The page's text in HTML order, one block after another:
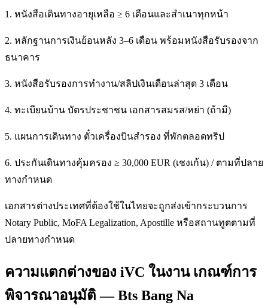
1. หนังสือเดินทางอายุเหลือ ≥ 6 เดือนและสำเนาทุกหน้า
2. หลักฐานการเงินย้อนหลัง 3–6 เดือน พร้อมหนังสือรับรองจาก
ธนาคาร
3. หนังสือรับรองการทำงาน/สลิปเงินเดือนล่าสุด 3 เดือน
4. ทะเบียนบ้าน บัตรประชาชน เอกสารสมรส/หย่า (ถ้ามี)
5. แผนการเดินทาง ตั๋วเครื่องบินสำรอง ที่พักตลอดทริป
6. ประกันเดินทางคุ้มครอง ≥ 30,000 EUR (เชงเก้น) / ตามที่ปลาย
ทางกำหนด
เอกสารต่างประเทศที่ต้องใช้ในไทยจะถูกส่งเข้ากระบวนการ
Notary Public, MoFA Legalization, Apostille หรือสถานทูตตามที่
ปลายทางกำหนด
ความแตกต่างของ iVC ในงาน เกณฑ์การ
พิจารณาอนุมัติ — Bts Bang Na